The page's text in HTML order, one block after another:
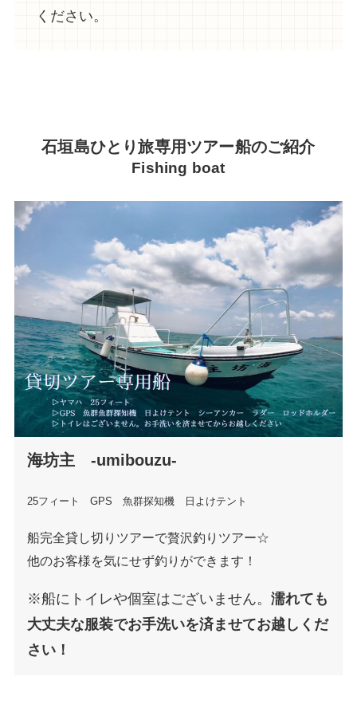
ください。
石垣島ひとり旅専用ツアー船のご紹介
Fishing boat
海坊主 -umibouzu-
25フィート GPS 魚群探知機 日よけテント
船完全貸し切りツアーで贅沢釣りツアー☆
他のお客様を気にせず釣りができます！
※船にトイレや個室はございません。濡れても
大丈夫な服装でお手洗いを済ませてお越しくだ
さい！